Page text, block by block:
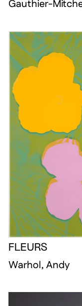
Gauthier-
FLEURS
Warhol, Andy